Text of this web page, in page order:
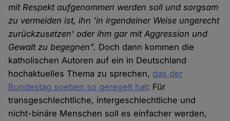
mit Respekt aufgenommen werden soll und sorgsam
zu vermeiden ist, ihn 'in irgendeiner Weise ungerecht
zurückzusetzen' oder ihm gar mit Aggression und
Gewalt zu begegnen". Doch dann kommen die
katholischen Autoren auf ein in Deutschland
hochaktuelles Thema zu sprechen, das der
Bundestag soeben so geregelt hat: Für
transgeschlechtliche, intergeschlechtliche und
nicht-binäre Menschen soll es einfacher werden,